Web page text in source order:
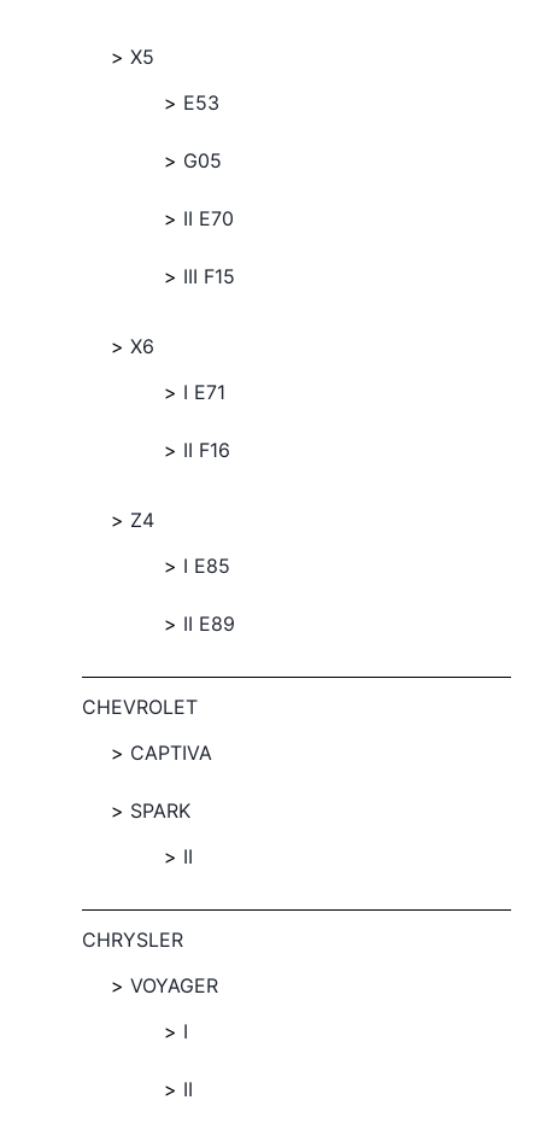
X5
E53
G05
II E70
III F15
X6
I E71
II F16
Z4
I E85
II E89
CHEVROLET
CAPTIVA
SPARK
II
CHRYSLER
VOYAGER
I
II